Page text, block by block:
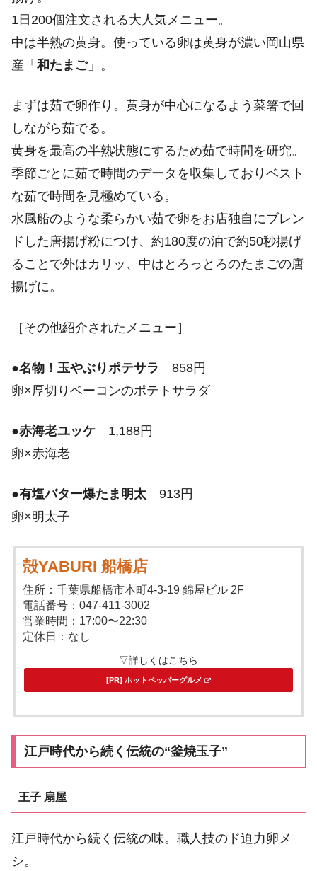
1日200個注文される大人気メニュー。
中は半熟の黄身。使っている卵は黄身が濃い岡山県
産「 和たまご」。
まずは茹で卵作り。黄身が中心になるよう菜箸で回
しながら茹でる。
黄身を最高の半熟状態にするため茹で時間を研究。
季節ごとに茹で時間のデータを収集しておりベスト
な茹で時間を見極めている。
水風船のような柔らかい茹で卵をお店独自にブレン
ドした唐揚げ粉につけ、約180度の油で約50秒揚げ
ることで外はカリッ、中はとろっとろのたまごの唐
揚げに。
［その他紹介されたメニュー］
●名物！玉やぶりポテサラ 858円
卵×厚切りベーコンのポテトサラダ
●赤海老ユッケ 1,188円
卵×赤海老
●有塩バター爆たま明太 913円
卵×明太子
殻YABURI 船橋店
住所：千葉県船橋市本町4-3-19 錦屋ビル 2F
電話番号：047-411-3002
営業時間：17:00〜22:30
定休日：なし
▽詳しくはこちら
[PR] ホットペッパーグルメ
江戸時代から続く伝統の“釜焼玉子”
王子 扇屋
江戸時代から続く伝統の味。職人技のド迫力卵メ
シ。